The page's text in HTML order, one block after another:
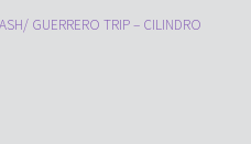
GUERRERO TRIP – CILINDRO